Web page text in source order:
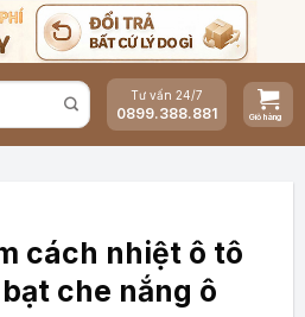
Tư vấn 24/7
0899.388.881
cách nhiệt ô tô
che nắng ô